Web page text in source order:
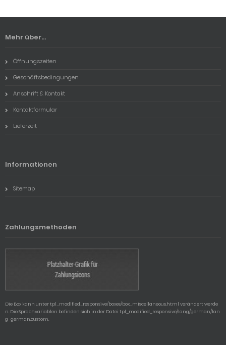
Mehr über...
Öffnungszeiten
Geschäftsbedingungen
Anschrift & Kontakt
Kontaktformular
Lieferzeit
Informationen
Sitemap
Zahlungsmethoden
Die Box kann unter tpl_modified_responsive/boxes/box_miscellaneous.html verändert werde
n. Die Sprachvariablen befinden sich in der Datei tpl_modified_responsive/lang/german/lan
g_german.custom.